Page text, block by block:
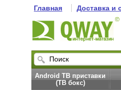
Главная Доставка и
Android ТВ приставки
(ТВ бокс)